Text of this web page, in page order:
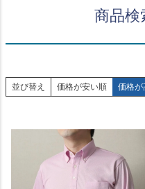
商品検
並び替え 価格が安い順 価格が